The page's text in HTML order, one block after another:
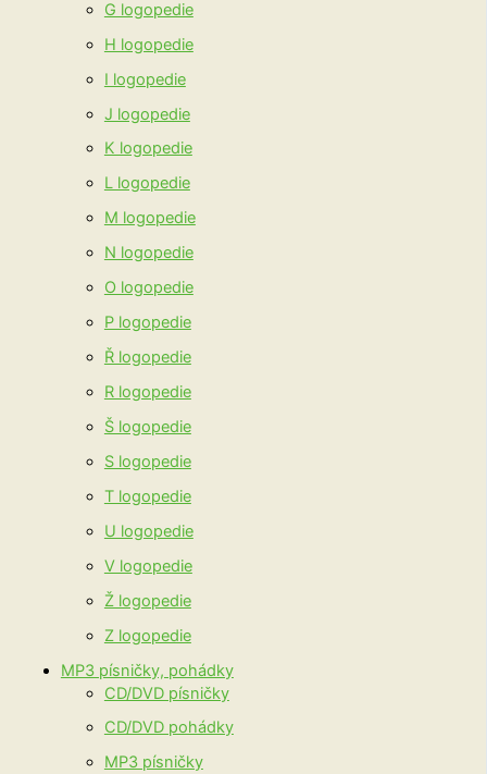
G logopedie
H logopedie
I logopedie
J logopedie
K logopedie
L logopedie
M logopedie
N logopedie
O logopedie
P logopedie
Ř logopedie
R logopedie
Š logopedie
S logopedie
T logopedie
U logopedie
V logopedie
Ž logopedie
Z logopedie
MP3 písničky, pohádky
CD/DVD písničky
CD/DVD pohádky
MP3 písničky